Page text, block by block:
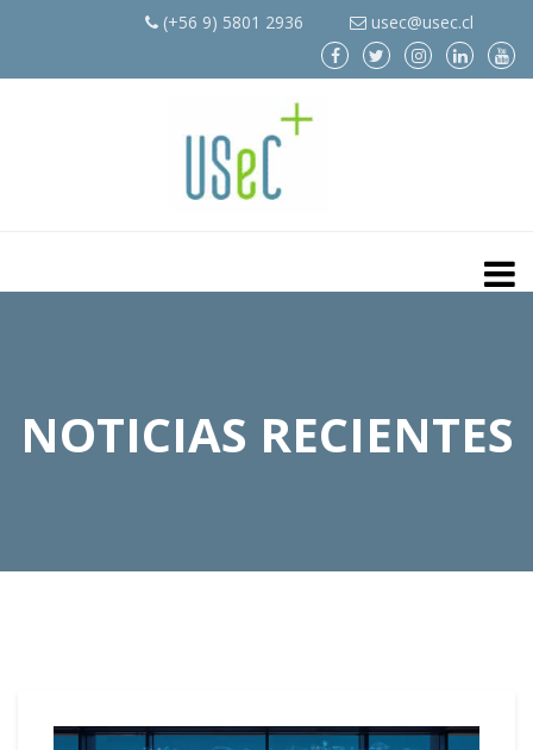
(+56 9) 5801 2936 usec@usec.cl
NOTICIAS RECIENTES